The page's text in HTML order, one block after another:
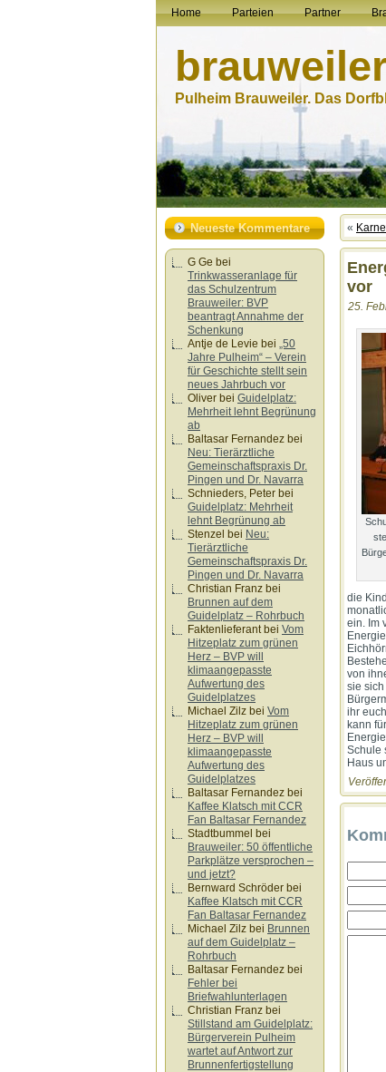
Home Parteien Partner
Pulheim Brauweiler. Das
Neueste Kommentare
G Ge bei
Trinkwasseranlage für
das Schulzentrum
Brauweiler: BVP
beantragt Annahme der
Schenkung
Antje de Levie bei „50
Jahre Pulheim“ – Verein
für Geschichte stellt sein
neues Jahrbuch vor
Oliver bei Guidelplatz:
Mehrheit lehnt Begrünung
ab
Baltasar Fernandez bei
Neu: Tierärztliche
Gemeinschaftspraxis Dr.
Pingen und Dr. Navarra
Schnieders, Peter bei
Guidelplatz: Mehrheit
lehnt Begrünung ab
Stenzel bei Neu:
Tierärztliche
Gemeinschaftspraxis Dr.
Pingen und Dr. Navarra
Christian Franz bei
Brunnen auf dem
Guidelplatz – Rohrbuch
Faktenlieferantbei Vom
Hitzeplatz zum grünen
Herz – BVP will
klimaangepasste
Aufwertung des
Guidelplatzes
Michael Zilz bei Vom
Hitzeplatz zum grünen
Herz – BVP will
klimaangepasste
Aufwertung des
Guidelplatzes
Baltasar Fernandez bei
Kaffee Klatsch mit CCR
Fan Baltasar Fernandez
Stadtbummel bei
Brauweiler: 50 öffentliche
Parkplätze versprochen –
und jetzt?
Bernward Schröder bei
Kaffee Klatsch mit CCR
Fan Baltasar Fernandez
Michael Zilz bei Brunnen
auf dem Guidelplatz –
Rohrbuch
Baltasar Fernandez bei
Fehler bei
Briefwahlunterlagen
Christian Franz bei
Stillstand am Guidelplatz:
Bürgerverein Pulheim
wartet auf Antwort zur
Brunnenfertigstellung
«
vor
25.
die
ein. Im
von
sie
ihr
kann
Schule
Haus